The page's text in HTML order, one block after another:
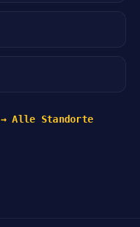
→ Alle Standorte